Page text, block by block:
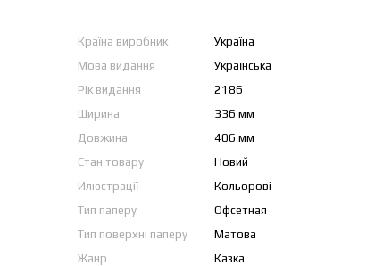
Країна виробник
Україна
Мова видання
Українська
Рік видання
2186
Ширина
336 мм
Довжина
406 мм
Стан товару
Новий
Илюстрації
Кольорові
Тип паперу
Офсетная
Тип поверхні паперу
Матова
Жанр
Казка